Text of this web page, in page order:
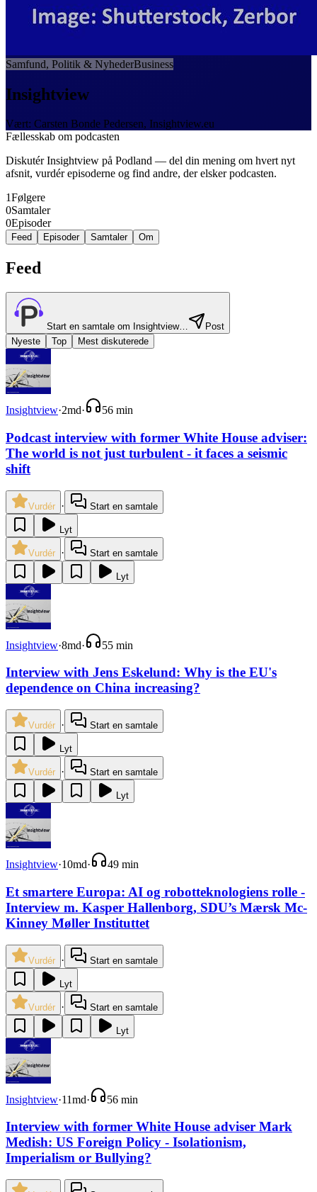
Samfund, Politik & NyhederBusiness
Insightview
Vært: Carsten Bonde Pedersen, Insightview.eu
Fællesskab om podcasten
DiskutérInsightview på Podland — del din mening om hvert nyt
afsnit, vurdér episoderne og find andre, der elsker podcasten.
1Følgere
0Samtaler
0Episoder
Feed Episoder Samtaler Om
Feed
Start en samtale om Insightview…
Post
Nyeste
Top Mest diskuterede
Insightview·2md· 56 min
Podcast interview with former White House adviser:
The world is not just turbulent - it faces a seismic
shift
Vurdér · Start en samtale
Lyt
Vurdér · Start en samtale
Lyt
Insightview·8md· 55 min
Interview with Jens Eskelund: Why is the EU's
dependence on China increasing?
Vurdér · Start en samtale
Lyt
Vurdér · Start en samtale
Lyt
Insightview·10md· 49 min
Et smartere Europa: AI og robotteknologiens rolle -
Interview m. Kasper Hallenborg, SDU’s Mærsk Mc-
Kinney Møller Instituttet
Vurdér · Start en samtale
Lyt
Vurdér · Start en samtale
Lyt
Insightview·11md· 56 min
Interview with former White House adviser Mark
Medish: US Foreign Policy - Isolationism,
Imperialism or Bullying?